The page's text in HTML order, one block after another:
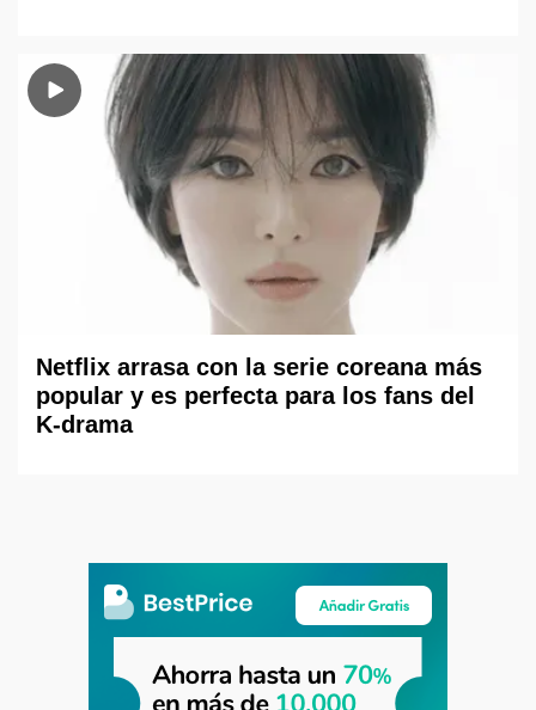
Netflix arrasa con la serie coreana más
popular y es perfecta para los fans del
K-drama